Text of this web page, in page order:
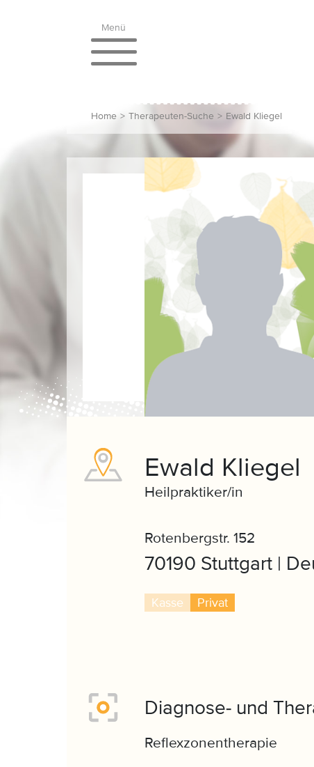
Menü
Home > Therapeuten-Suche > Ewald Kliegel
Ewald Kliegel
Heilpraktiker/in
Rotenbergstr. 152
70190 Stuttgart |
Kasse Privat
Diagnose- und
Reflexzonentherapie